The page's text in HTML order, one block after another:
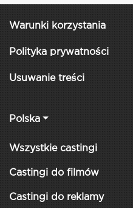
Warunki korzystania
Polityka prywatności
Usuwanie treści
Polska
Wszystkie castingi
Castingi do filmów
Castingi do reklamy